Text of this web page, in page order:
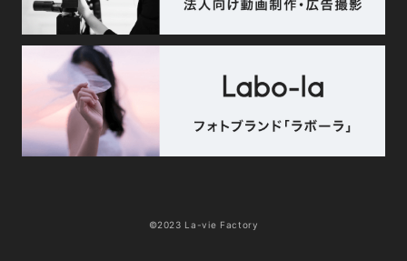
©2023 La-vie Factory